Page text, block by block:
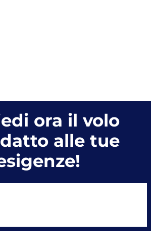
ora il volo
alle tue